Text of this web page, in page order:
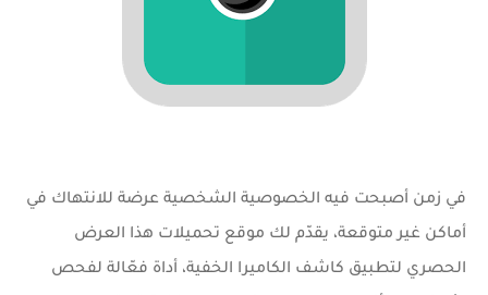
في زمن أصبحت فيه الخصوصية الشخصية عرضة للانتهاك في
أماكن غير متوقعة، يقدّم لك موقع تحميلات هذا العرض
الحصري لتطبيق كاشف الكاميرا الخفية، أداة فعّالة لفحص